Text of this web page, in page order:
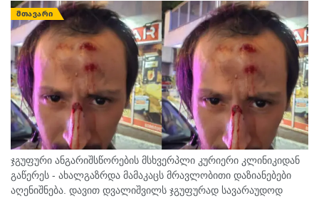
ᲛᲗᲐᲕᲐᲠᲘ
ჯგუფური ანგარიშსწორების მსხვერპლი კურიერი კლინიკიდან
გაწერეს - ახალგაზრდა მამაკაცს მრავლობითი დაზიანებები
აღენიშნება. დავით დვალიშვილს ჯგუფურად სავარაუდოდ